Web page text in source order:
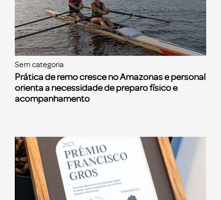
Sem categoria
Prática de remo cresce no Amazonas e personal
orienta a necessidade de preparo físico e
acompanhamento